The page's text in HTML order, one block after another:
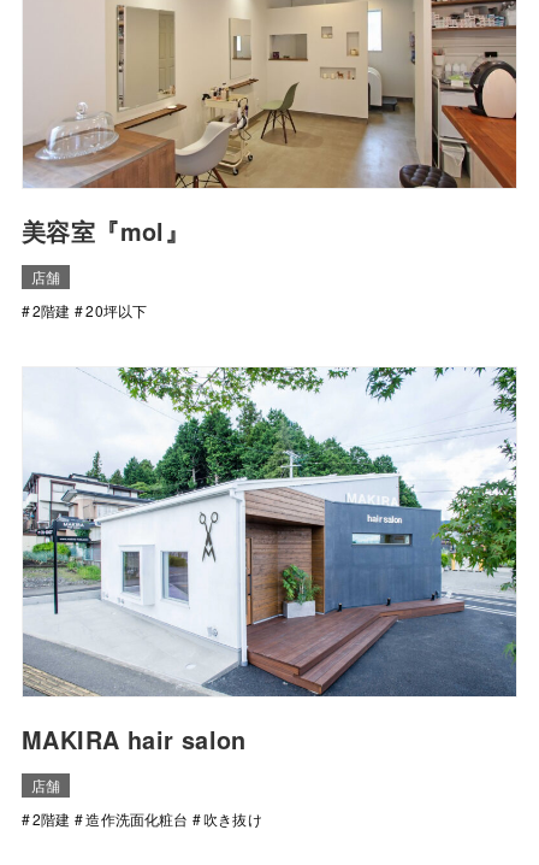
美容室『mol』
店舗
2階建
20坪以下
MAKIRA hair salon
店舗
2階建
造作洗面化粧台 吹き抜け